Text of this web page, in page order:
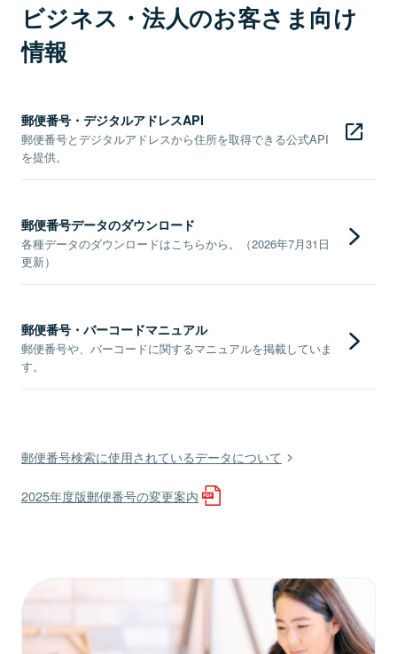
ビジネス・法人のお客さま向け
情報
郵便番号・デジタルアドレスAPI
郵便番号とデジタルアドレスから住所を取得できる公式API
を提供。
郵便番号データのダウンロード
各種データのダウンロードはこちらから。（2026年7月31日
更新）
郵便番号・バーコードマニュアル
郵便番号や、バーコードに関するマニュアルを掲載していま
す。
郵便番号検索に使用されているデータについて
2025年度版郵便番号の変更案内